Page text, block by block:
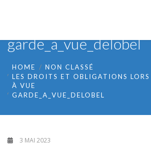
garde_a_vue_delobel
HOME
NON CLASSÉ
LES DROITS ET OBLIGATIONS
À VUE
GARDE_A_VUE_DELOBEL
3 MAI 2023